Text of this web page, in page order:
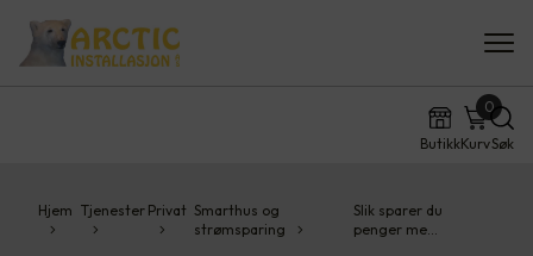
ButikkKurv
0
Søk
Hjem Tjenester Privat Smarthus og
strømsparing
Slik sparer du
penger me…